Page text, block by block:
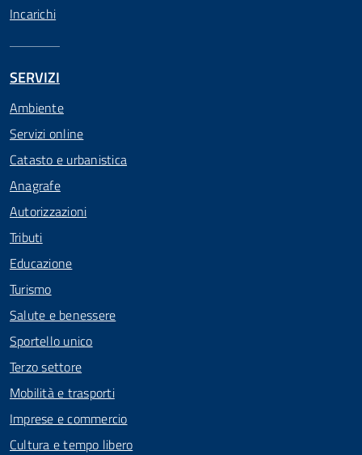
Incarichi
SERVIZI
Ambiente
Servizi online
Catasto e urbanistica
Anagrafe
Autorizzazioni
Tributi
Educazione
Turismo
Salute e benessere
Sportello unico
Terzo settore
Mobilità e trasporti
Imprese e commercio
Cultura e tempo libero